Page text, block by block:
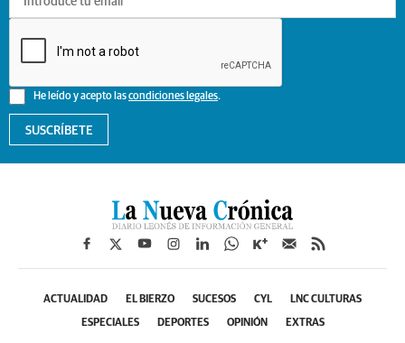
He leído y acepto lascondiciones legales.
SUSCRÍBETE
ACTUALIDAD EL BIERZO SUCESOS CYL LNC CULTURAS
ESPECIALES DEPORTES OPINIÓN EXTRAS